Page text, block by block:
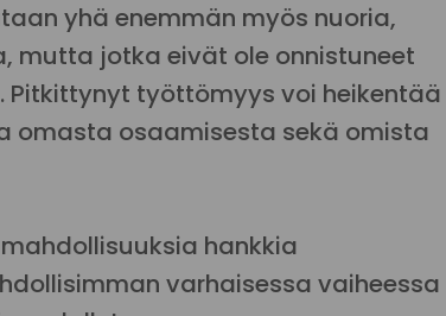
yhä enemmän myös nuoria,
mutta jotka eivät ole onnistuneet
työttömyys voi heikentää
osaamisesta sekä omista
hankkia
varhaisessa vaiheessa